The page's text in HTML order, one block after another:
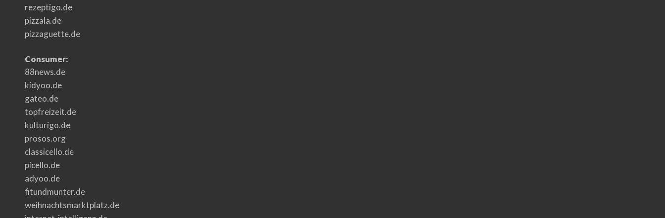
rezeptigo.de
pizzala.de
pizzaguette.de
Consumer:
88news.de
kidyoo.de
gateo.de
topfreizeit.de
kulturigo.de
prosos.org
classicello.de
picello.de
adyoo.de
fitundmunter.de
weihnachtsmarktplatz.de